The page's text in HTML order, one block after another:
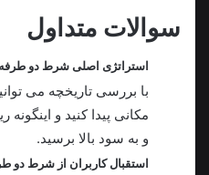
سوالات متداول
استراتژی اصلی شرط دو
با بررسی تاریخچه می
مکانی پیدا کنید و
و به سود بالا برسید.
استقبال کاربران از شرط دو